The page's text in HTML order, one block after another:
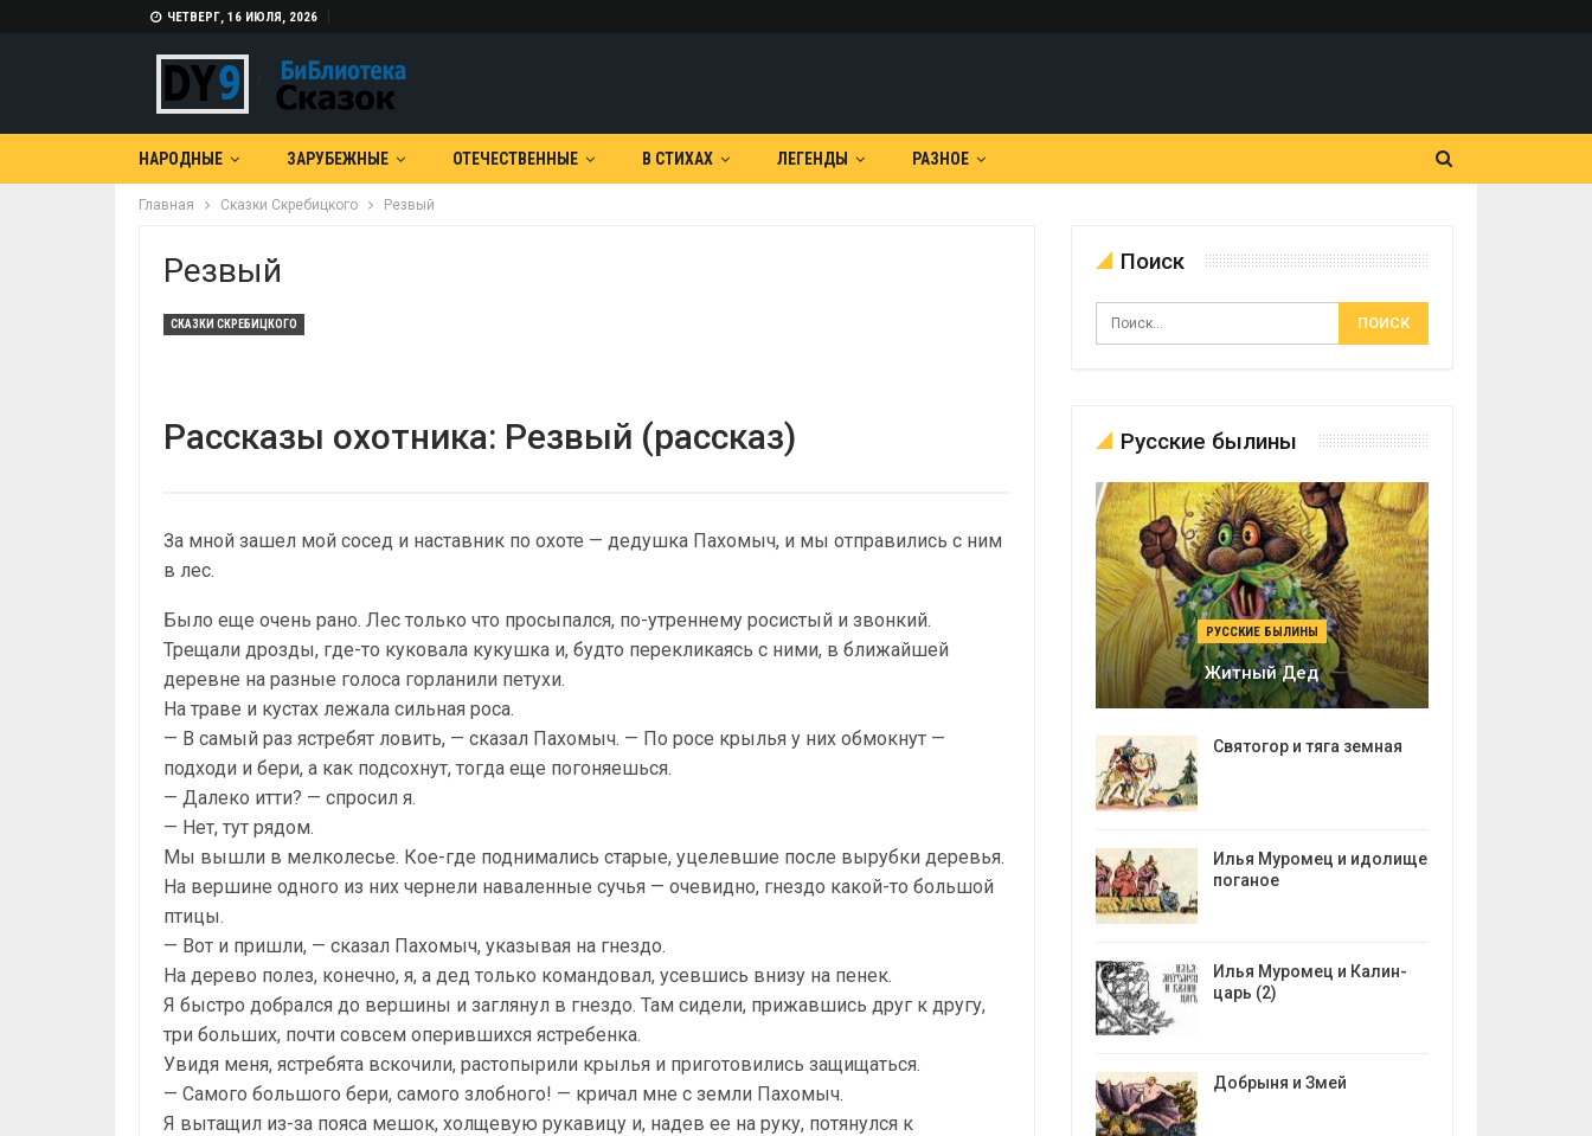
ЧЕТВЕРГ, 16 ИЮЛЯ, 2026
НАРОДНЫЕ ЗАРУБЕЖНЫЕ ОТЕЧЕСТВЕННЫЕ В СТИХАХ ЛЕГЕНДЫ РАЗНОЕ
Главная Сказки Скребицкого Резвый
Резвый
СКАЗКИ СКРЕБИЦКОГО
Рассказы охотника: Резвый (рассказ)
За мной зашел мой сосед и наставник по охоте — дедушка Пахомыч, и мы отправились с ним
в лес.
Было еще очень рано. Лес только что просыпался, по-утреннему росистый и звонкий.
Трещали дрозды, где-то куковала кукушка и, будто перекликаясь с ними, в ближайшей
деревне на разные голоса горланили петухи.
На траве и кустах лежала сильная роса.
— В самый раз ястребят ловить, — сказал Пахомыч. — По росе крылья у них обмокнут —
подходи и бери, а как подсохнут, тогда еще погоняешься.
— Далеко итти? — спросил я.
— Нет, тут рядом.
Мы вышли в мелколесье. Кое-где поднимались старые, уцелевшие после вырубки деревья.
На вершине одного из них чернели наваленные сучья — очевидно, гнездо какой-то большой
птицы.
— Вот и пришли, — сказал Пахомыч, указывая на гнездо.
На дерево полез, конечно, я, а дед только командовал, усевшись внизу на пенек.
Я быстро добрался до вершины и заглянул в гнездо. Там сидели, прижавшись друг к другу,
три больших, почти совсем оперившихся ястребенка.
Увидя меня, ястребята вскочили, растопырили крылья и приготовились защищаться.
— Самого большого бери, самого злобного! — кричал мне с земли Пахомыч.
Я вытащил из-за пояса мешок, холщевую рукавицу и, надев ее на руку, потянулся к
Поиск
Русские былины
РУССКИЕ БЫЛИНЫ
Житный Дед
Святогор и тяга земная
Илья Муромец и идолище
поганое
Илья Муромец и Калин-
царь (2)
Добрыня и Змей